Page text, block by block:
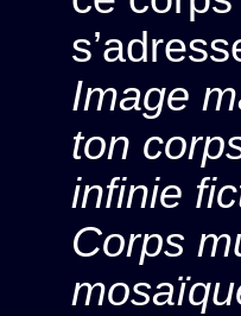
Image
ton
infinie
Corps